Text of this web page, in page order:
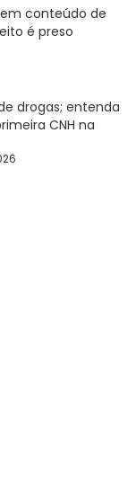
conteúdo de
é preso
drogas; entenda
CNH na